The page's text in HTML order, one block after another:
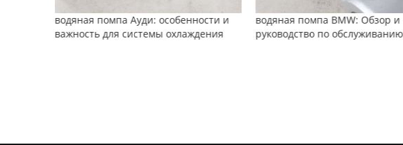
водяная помпа BMW: Обзор и
руководство по обслуживанию